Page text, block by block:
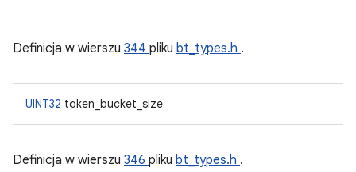
Definicja w wierszu 344 pliku bt_types.h .
UINT32 token_bucket_size
Definicja w wierszu 346 pliku bt_types.h .